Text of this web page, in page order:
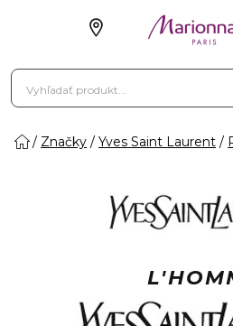
Značky Yves Saint Laurent